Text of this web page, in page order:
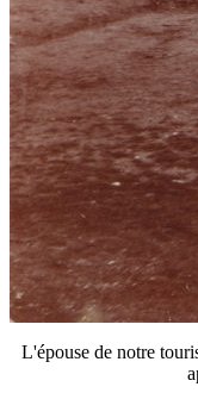
L'épouse de notre